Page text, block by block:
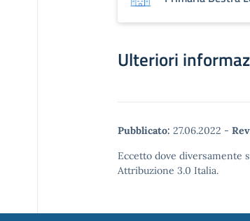
Ulteriori
Pubblicato: 27.06.2022 -
Eccetto dove diversamente
Attribuzione 3.0 Italia.